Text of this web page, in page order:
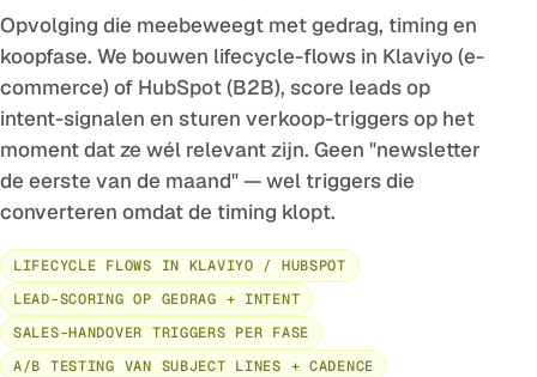
Opvolging die meebeweegt met gedrag, timing en
koopfase. We bouwen lifecycle-flows in Klaviyo (e-
commerce) of HubSpot (B2B), score leads op
intent-signalen en sturen verkoop-triggers op het
moment dat ze wél relevant zijn. Geen "newsletter
de eerste van de maand" — wel triggers die
converteren omdat de timing klopt.
LIFECYCLE FLOWS IN KLAVIYO / HUBSPOT
LEAD-SCORING OP GEDRAG + INTENT
SALES-HANDOVER TRIGGERS PER FASE
A/B TESTING VAN SUBJECT LINES + CADENCE